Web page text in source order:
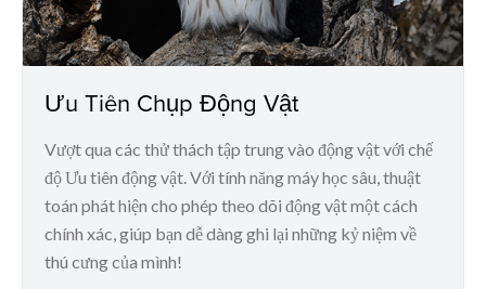
Ưu Tiên Chụp Động Vật
Vượt qua các thử thách tập trung vào động vật với chế
độ Ưu tiên động vật. Với tính năng máy học sâu, thuật
toán phát hiện cho phép theo dõi động vật một cách
chính xác, giúp bạn dễ dàng ghi lại những kỷ niệm về
thú cưng của mình!